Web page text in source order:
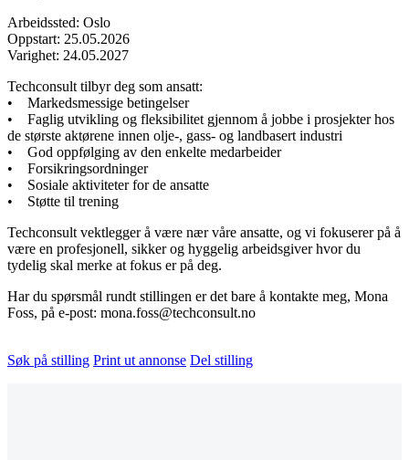
Arbeidssted: Oslo
Oppstart: 25.05.2026
Varighet: 24.05.2027
Techconsult tilbyr deg som ansatt:
• Markedsmessige betingelser
• Faglig utvikling og fleksibilitet gjennom å jobbe i prosjekter hos
de største aktørene innen olje-, gass- og landbasert industri
• God oppfølging av den enkelte medarbeider
• Forsikringsordninger
• Sosiale aktiviteter for de ansatte
• Støtte til trening
Techconsult vektlegger å være nær våre ansatte, og vi fokuserer på å
være en profesjonell, sikker og hyggelig arbeidsgiver hvor du
tydelig skal merke at fokus er på deg.
Har du spørsmål rundt stillingen er det bare å kontakte meg, Mona
Foss, på e-post: mona.foss@techconsult.no
Søk på stilling Print ut annonse Del stilling